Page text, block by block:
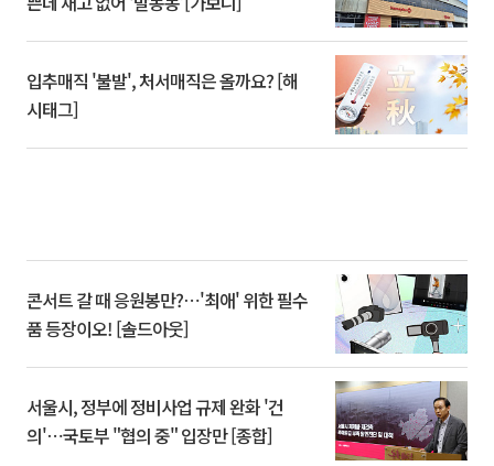
입추매직 '불발', 처서매직은 올까요? [해
시태그]
콘서트 갈 때 응원봉만?⋯'최애' 위한 필수
품 등장이오! [솔드아웃]
서울시, 정부에 정비사업 규제 완화 '건
의'⋯국토부 "협의 중" 입장만 [종합]